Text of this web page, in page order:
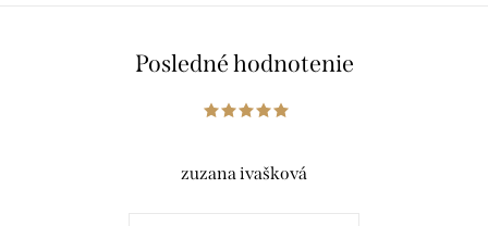
Posledné hodnotenie
zuzana ivašková